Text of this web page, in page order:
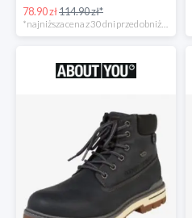
78.90 zł114.90 zł*
*najniższa cena z 30 dni przed obniżką